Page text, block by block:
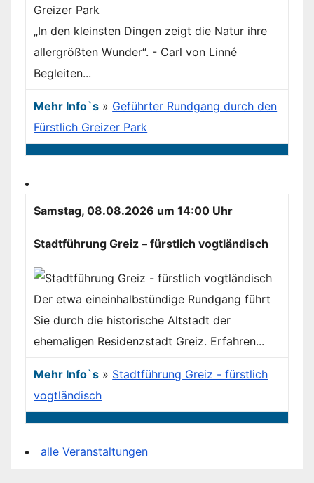
„In den kleinsten Dingen zeigt die Natur ihre
allergrößten Wunder“. - Carl von Linné
Begleiten...
Mehr Info`s » Geführter Rundgang durch den
Fürstlich Greizer Park
Samstag, 08.08.2026 um 14:00 Uhr
Stadtführung Greiz – fürstlich vogtländisch
Der etwa eineinhalbstündige Rundgang führt
Sie durch die historische Altstadt der
ehemaligen Residenzstadt Greiz. Erfahren...
Mehr Info`s » Stadtführung Greiz - fürstlich
vogtländisch
alle Veranstaltungen